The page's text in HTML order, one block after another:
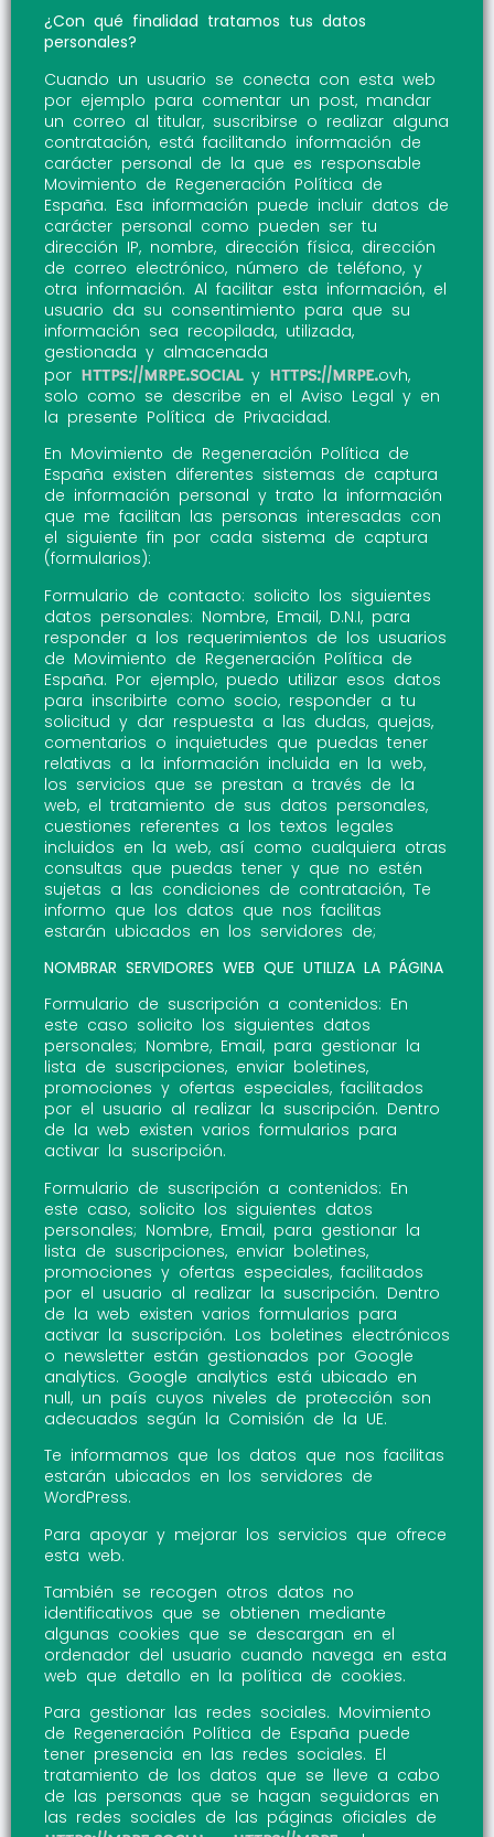
¿Con qué finalidad tratamos tus datos
personales?
Cuando un usuario se conecta con esta web
por ejemplo para comentar un post, mandar
un correo al titular, suscribirse o realizar alguna
contratación, está facilitando información de
carácter personal de la que es responsable
Movimiento de Regeneración Política de
España. Esa información puede incluir datos de
carácter personal como pueden ser tu
dirección IP, nombre, dirección física, dirección
de correo electrónico, número de teléfono, y
otra información. Al facilitar esta información, el
usuario da su consentimiento para que su
información sea recopilada, utilizada,
gestionada y almacenada
por https://mrpe.socialy https://mrpe.ovh,
solo como se describe en el Aviso Legal y en
la presente Política de Privacidad.
En Movimiento de Regeneración Política de
España existen diferentes sistemas de captura
de información personal y trato la información
que me facilitan las personas interesadas con
el siguiente fin por cada sistema de captura
(formularios):
Formulario de contacto: solicito los siguientes
datos personales: Nombre, Email, D.N.I, para
responder a los requerimientos de los usuarios
de Movimiento de Regeneración Política de
España. Por ejemplo, puedo utilizar esos datos
para inscribirte como socio, responder a tu
solicitud y dar respuesta a las dudas, quejas,
comentarios o inquietudes que puedas tener
relativas a la información incluida en la web,
los servicios que se prestan a través de la
web, el tratamiento de sus datos personales,
cuestiones referentes a los textos legales
incluidos en la web, así como cualquiera otras
consultas que puedas tener y que no estén
sujetas a las condiciones de contratación, Te
informo que los datos que nos facilitas
estarán ubicados en los servidores de;
NOMBRAR SERVIDORES WEB QUE UTILIZA LA PÁGINA
Formulario de suscripción a contenidos: En
este caso solicito los siguientes datos
personales; Nombre, Email, para gestionar la
lista de suscripciones, enviar boletines,
promociones y ofertas especiales, facilitados
por el usuario al realizar la suscripción. Dentro
de la web existen varios formularios para
activar la suscripción.
Formulario de suscripción a contenidos: En
este caso, solicito los siguientes datos
personales; Nombre, Email, para gestionar la
lista de suscripciones, enviar boletines,
promociones y ofertas especiales, facilitados
por el usuario al realizar la suscripción. Dentro
de la web existen varios formularios para
activar la suscripción. Los boletines electrónicos
o newsletter están gestionados por Google
analytics. Google analytics está ubicado en
null, un país cuyos niveles de protección son
adecuados según la Comisión de la UE.
Te informamos que los datos que nos facilitas
estarán ubicados en los servidores de
WordPress.
Para apoyar y mejorar los servicios que ofrece
esta web.
También se recogen otros datos no
identificativos que se obtienen mediante
algunas cookies que se descargan en el
ordenador del usuario cuando navega en esta
web que detallo en la política de cookies.
Para gestionar las redes sociales. Movimiento
de Regeneración Política de España puede
tener presencia en las redes sociales. El
tratamiento de los datos que se lleve a cabo
de las personas que se hagan seguidoras en
las redes sociales de las páginas oficiales de